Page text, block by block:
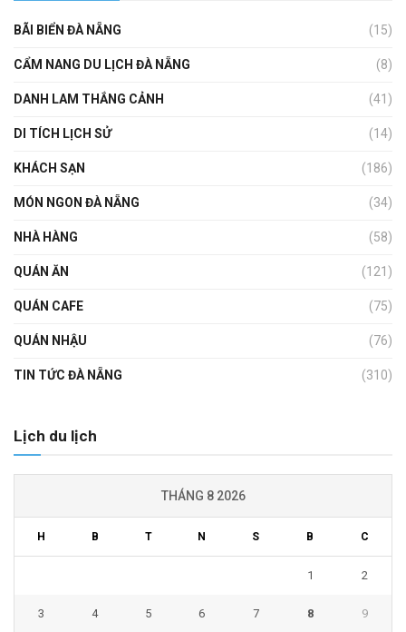
BÃI BIỂN ĐÀ NẴNG (15)
CẨM NANG DU LỊCH ĐÀ NẴNG (8)
DANH LAM THẮNG CẢNH (41)
DI TÍCH LỊCH SỬ (14)
KHÁCH SẠN (186)
MÓN NGON ĐÀ NẴNG (34)
NHÀ HÀNG (58)
QUÁN ĂN (121)
QUÁN CAFE (75)
QUÁN NHẬU (76)
TIN TỨC ĐÀ NẴNG (310)
Lịch du lịch
THÁNG 8 2026
H B T N S B C
1 2
3 4 5 6 7 8 9